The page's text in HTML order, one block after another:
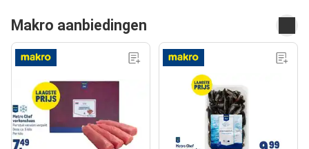
Makro aanbiedingen